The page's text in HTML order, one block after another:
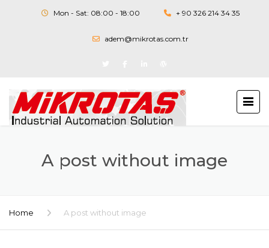
Mon - Sat: 08:00 - 18:00 + 90 326 214 34 35
adem@mikrotas.com.tr
A post without image
Home A post without image